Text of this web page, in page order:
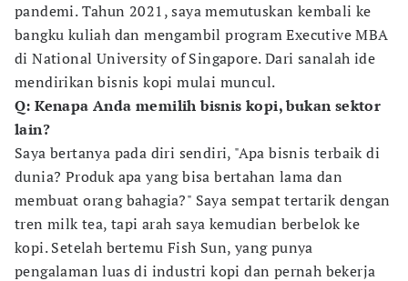
pandemi. Tahun 2021, saya memutuskan kembali ke
bangku kuliah dan mengambil program Executive MBA
di National University of Singapore. Dari sanalah ide
mendirikan bisnis kopi mulai muncul.
Q: Kenapa Anda memilih bisnis kopi, bukan sektor
lain?
Saya bertanya pada diri sendiri, "Apa bisnis terbaik di
dunia? Produk apa yang bisa bertahan lama dan
membuat orang bahagia?" Saya sempat tertarik dengan
tren milk tea, tapi arah saya kemudian berbelok ke
kopi. Setelah bertemu Fish Sun, yang punya
pengalaman luas di industri kopi dan pernah bekerja